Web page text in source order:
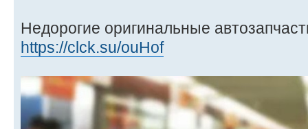
Недорогие оригинальные
https://clck.su/ouHof